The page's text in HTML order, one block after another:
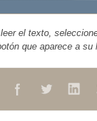
el texto,
que aparece a su